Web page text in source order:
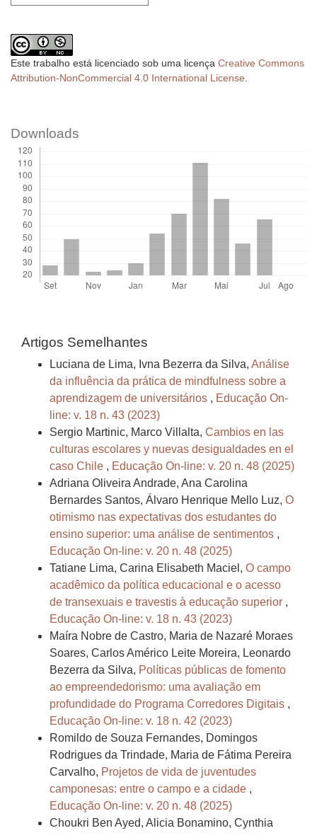
Este trabalho está licenciado sob uma licença Creative Commons
Attribution-NonCommercial 4.0 International License.
Downloads
Artigos Semelhantes
Luciana de Lima, Ivna Bezerra da Silva, Análise
da influência da prática de mindfulness sobre a
aprendizagem de universitários , Educação On-
line: v. 18 n. 43 (2023)
Sergio Martinic, Marco Villalta, Cambios en las
culturas escolares y nuevas desigualdades en el
caso Chile , Educação On-line: v. 20 n. 48 (2025)
Adriana Oliveira Andrade, Ana Carolina
Bernardes Santos, Álvaro Henrique Mello Luz, O
otimismo nas expectativas dos estudantes do
ensino superior: uma análise de sentimentos ,
Educação On-line: v. 20 n. 48 (2025)
Tatiane Lima, Carina Elisabeth Maciel, O campo
acadêmico da política educacional e o acesso
de transexuais e travestis à educação superior ,
Educação On-line: v. 18 n. 43 (2023)
Maíra Nobre de Castro, Maria de Nazaré Moraes
Soares, Carlos Américo Leite Moreira, Leonardo
Bezerra da Silva, Políticas públicas de fomento
ao empreendedorismo: uma avaliação em
profundidade do Programa Corredores Digitais ,
Educação On-line: v. 18 n. 42 (2023)
Romildo de Souza Fernandes, Domingos
Rodrigues da Trindade, Maria de Fátima Pereira
Carvalho, Projetos de vida de juventudes
camponesas: entre o campo e a cidade ,
Educação On-line: v. 20 n. 48 (2025)
Choukri Ben Ayed, Alicia Bonamino, Cynthia